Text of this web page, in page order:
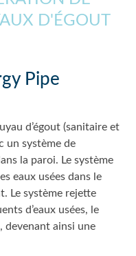
D'ÉGOUT
Pipe
d’égout (sanitaire et
un système de
la paroi. Le système
eaux usées dans le
Le système rejette
d’eaux usées, le
devenant ainsi une